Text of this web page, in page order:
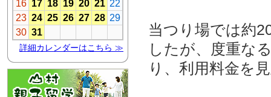
当つり場では約
したが、度重な
り、利用料金を